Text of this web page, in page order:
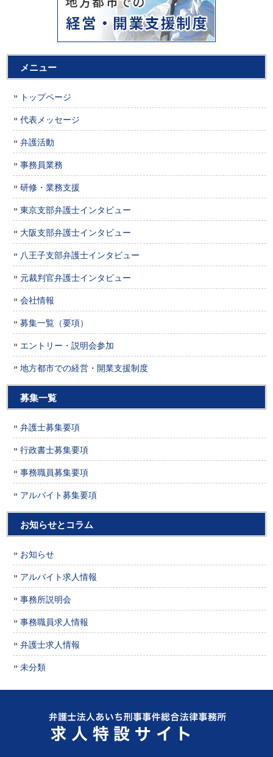
メニュー
トップページ
代表メッセージ
弁護活動
事務員業務
研修・業務支援
東京支部弁護士インタビュー
大阪支部弁護士インタビュー
八王子支部弁護士インタビュー
元裁判官弁護士インタビュー
会社情報
募集一覧（要項）
エントリー・説明会参加
地方都市での経営・開業支援制度
募集一覧
弁護士募集要項
行政書士募集要項
事務職員募集要項
アルバイト募集要項
お知らせとコラム
お知らせ
アルバイト求人情報
事務所説明会
事務職員求人情報
弁護士求人情報
未分類